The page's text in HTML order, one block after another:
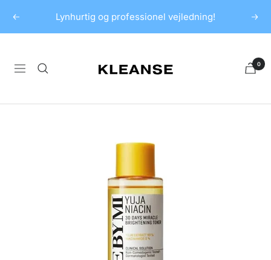
indhold
Forrige Lynhurtig og professionel vejledning!
Navigation
0